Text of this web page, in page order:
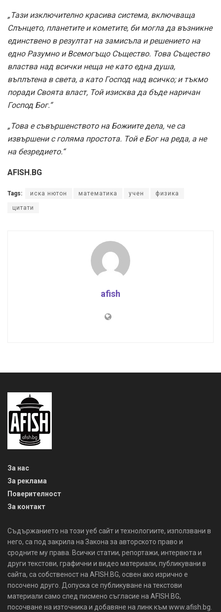
„Тази изключително красива система, включваща
Слънцето, планетите и кометите, би могла да възникне
единствено в резултат на замисъла и решението на
едно Разумно и Всемогъщо Същество. Това Същество
властва над всички неща не като една душа,
въплътена в света, а като Господ над всичко; и тъкмо
поради Своята власт, Той изисква да бъде наричан
Господ Бог.“
„Това е съвършенството на Божиите дела, че са
извършени с голяма простота. Той е Бог на реда, а не
на безредието.“
AFISH.BG
Tags: иска нютон математика учен физика
цитати
afish
За нас
За реклама
Поверителност
За контакт
Съдържанието на този уеб сайт и технологиите, използвани в
него, са под закрила на Закона за авторското право и
сродните му права. Всички статии, репортажи, интервюта и
други текстови, графични и видео материали, публикувани в
сайта, са собственост на AFISH.BG, освен ако изрично е
посочено друго. Допуска се публикуване на текстови
материали само след писмено съгласие на AFISH.BG,
посочване на източника и добавяне на линк към www.afish.bg.